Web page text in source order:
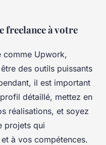
freelance à votre
comme Upwork,
des outils puissants
il est important
détaillé, mettez en
réalisations, et soyez
projets qui
à vos compétences.